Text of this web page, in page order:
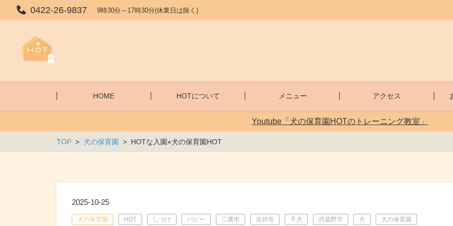
0422-26-9837 9時30分～17時30分(休業日は除く)
HOME HOTについて メニュー アクセス
Youtube「犬の保育園HOTのトレーニング教室」
TOP 犬の保育園 HOTな入園⭐︎犬の保育園HOT
2025-10-25
犬の保育園 HOT しつけ パピー 三鷹市 吉祥寺 子犬 武蔵野市 犬 犬の保育園